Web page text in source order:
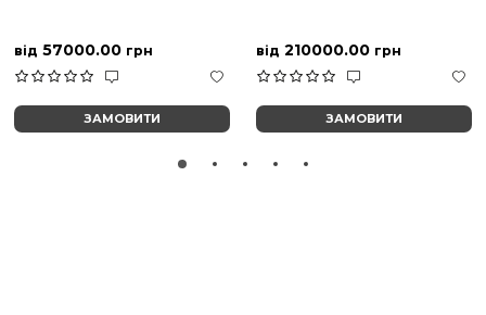
від 57000.00 грн
ЗАМОВИТИ
від 210000.00 грн
ЗАМОВИТИ